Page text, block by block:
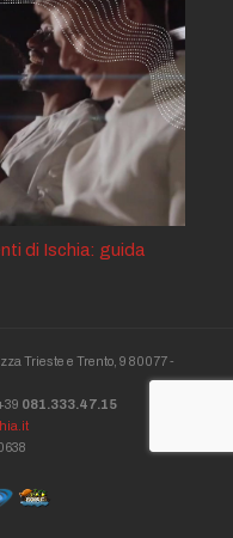
di Ischia: guida
Trieste e Trento, 9 80077 -
081.333.47.15